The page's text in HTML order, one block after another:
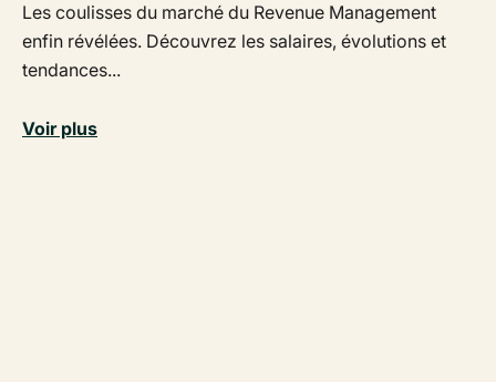
Les coulisses du marché du Revenue Management
enfin révélées. Découvrez les salaires, évolutions et
tendances...
Voir plus